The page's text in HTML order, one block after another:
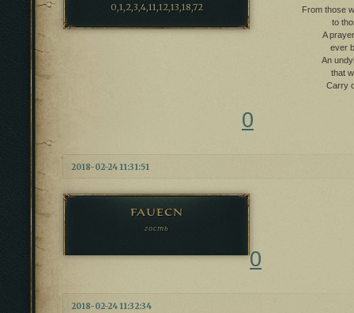
0,1,2,3,4,11,12,13,18,72
From those
to
A
ever
An
that
Carry
0
2018-02-24 11:31:51
fauecn
гость
0
2018-02-24 11:32:34